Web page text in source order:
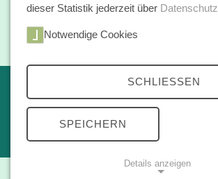
Home
Bücher / E-Books
Themen
kleine reihe
Open Access
dieser Statistik jederzeit über Datenschutz
Notwendige Cookies
SCHLIESSEN
SPEICHERN
Details anzeigen